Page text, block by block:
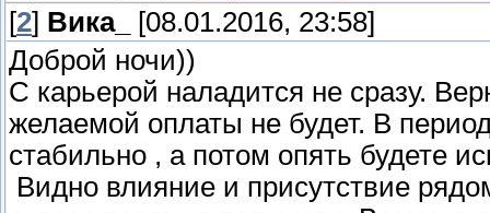
[2] Вика_
[08.01.2016, 23:58]
Доброй ночи))
С карьерой наладится не сразу.
желаемой оплаты не будет. В
стабильно , а потом опять будете
Видно влияние и присутствие